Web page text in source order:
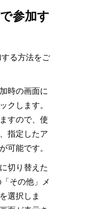
参加す
る方法をご
時の画面に
クします。
すので、使
指定したア
可能です。
切り替えた
その他」メ
選択しま